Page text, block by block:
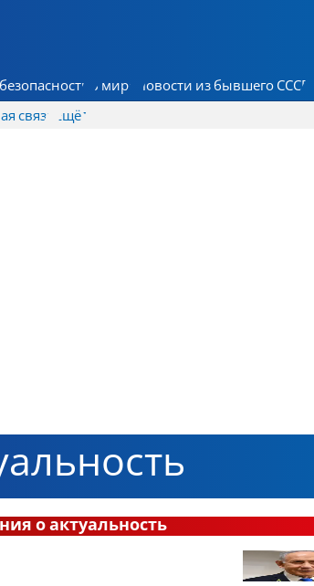
В мире Новости из бывшего СССР
связь Ещё
о актуальность